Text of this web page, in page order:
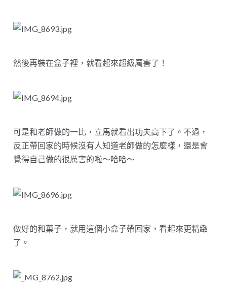
然後再裝在盒子裡，就看起來超級厲害了！
可是和老師做的一比，立馬就看出功夫高下了。不過，
反正帶回家的時候沒有人知道老師做的怎麼樣，還是會
覺得自己做的很厲害的啦～哈哈～
做好的和菓子，就用這個小盒子帶回家，看起來更精緻
了。